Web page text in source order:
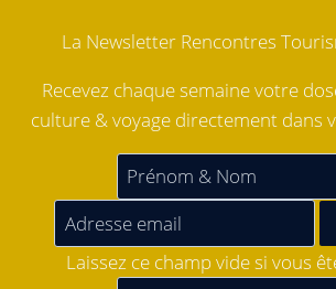
La Newsletter Rencontres
Recevez chaque semaine votre
culture & voyage directement dans
Laissez ce champ vide si vous